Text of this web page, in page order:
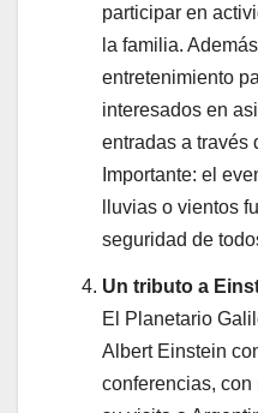
participar en
la familia.
entretenimiento
interesados en
entradas a través
Importante: el
lluvias o vientos
seguridad de
Un tributo a
El Planetario
Albert Einstein
conferencias,